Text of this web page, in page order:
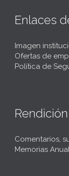
Enlaces
Imagen
Ofertas de
Política de
Comentarios,
Memorias